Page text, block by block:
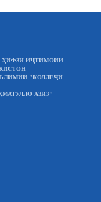
ҲИФЗИ ИҶТИМОИИ
"КОЛЛЕҶИ
АЗИЗ"